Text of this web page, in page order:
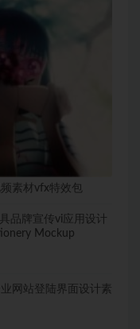
素材vfx特效包
品牌宣传vi应用设计
Mockup
网站登陆界面设计素